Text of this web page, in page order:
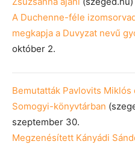
A Duchenne-féle
megkapja a Duvyzat nevű
október 2.
Bemutatták Pavlovits
Somogyi-könyvtárban
szeptember 30.
Megzenésített Kányádi